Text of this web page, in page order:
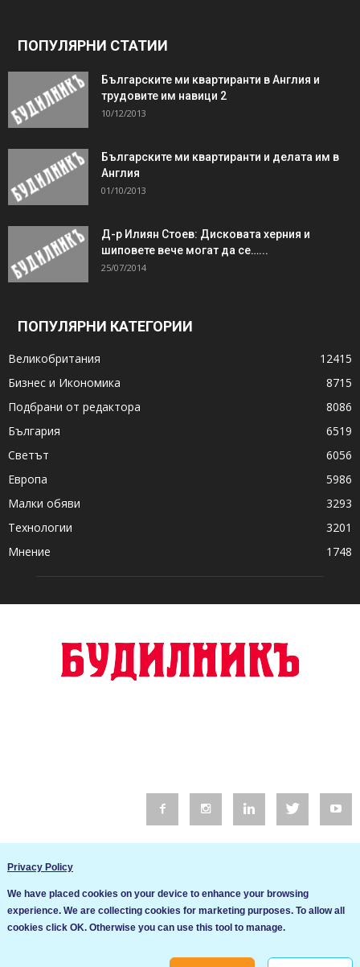
ПОПУЛЯРНИ СТАТИИ
Българските ми квартиранти в Англия и
трудовите им навици 2
10/12/2013
Българските ми квартиранти и делата им в
Англия
01/10/2013
Д-р Илиян Стоев: Дисковата херния и
шиповете вече могат да се…...
25/07/2014
ПОПУЛЯРНИ КАТЕГОРИИ
Великобритания
12415
Бизнес и Икономика
8715
Подбрани от редактора
8086
България
6519
Светът
6056
Европа
5986
Малки обяви
3293
Технологии
3201
Мнение
1748
Общи условия
Privacy Policy
We have placed cookies on your device to enhance your browsing
experience. We are collecting cookies for marketing purposes. To allow all
cookies click OK. Otherwise you can use this tool to manage.
Ние използваме бисквитки за да подобрим услугите си. Ако
продължите да посещавате този сайт, ние приемаме, че се